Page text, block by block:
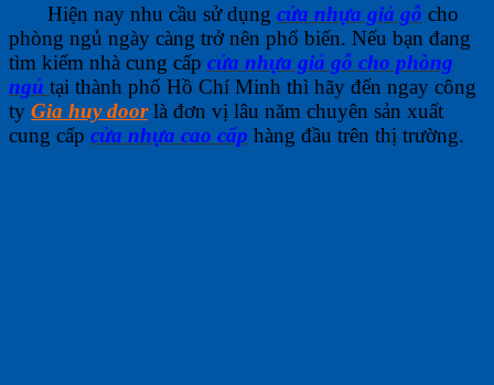
Hiện nay nhu cầu sử dụng cửa nhựa giả gỗ cho
phòng ngủ ngày càng trở nên phổ biến. Nếu bạn đang
tìm kiếm nhà cung cấp cửa nhựa giả gỗ cho phòng
ngủ tại thành phố Hồ Chí Minh thì hãy đến ngay công
ty Gia huy door là đơn vị lâu năm chuyên sản xuất
cung cấp cửa nhựa cao cấp hàng đầu trên thị trường.